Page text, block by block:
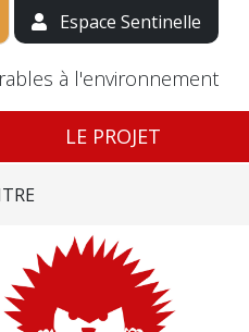
Espace Sentinelle
à l'environnement
LE PROJET